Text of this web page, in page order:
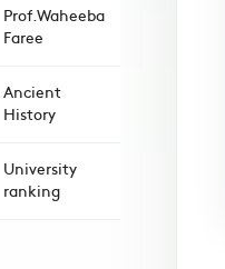
Prof.Waheeba
Faree
Ancient
History
University
ranking